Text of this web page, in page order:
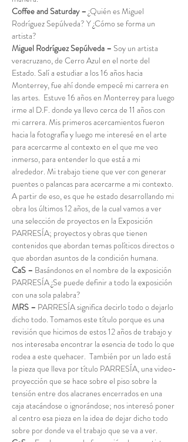
Coffee and Saturday – ¿Quién es Miguel
Rodríguez Sepúlveda? Y ¿Cómo se forma un
artista?
Miguel Rodríguez Sepúlveda – Soy un artista
veracruzano, de Cerro Azul en el norte del
Estado. Salí a estudiar a los 16 años hacia
Monterrey, fue ahí donde empecé mi carrera en
las artes.  Estuve 16 años en Monterrey para luego
irme al D.F. donde ya llevo cerca de 11 años con
mi carrera. Mis primeros acercamientos fueron
hacia la fotografía y luego me interesé en el arte
para acercarme al contexto en el que me veo
inmerso, para entender lo que está a mi
alrededor. Mi trabajo tiene que ver con generar
puentes o palancas para acercarme a mi contexto.
A partir de eso, es que he estado desarrollando mi
obra los últimos 12 años, de la cual vamos a ver
una selección de proyectos en la Exposición
PARRESÍA; proyectos y obras que tienen
contenidos que abordan temas políticos directos o
que abordan asuntos de la condición humana.
CaS – Basándonos en el nombre de la exposición
PARRESÍA ¿Se puede definir a todo la exposición
con una sola palabra?
MRS – PARRESÍA significa decirlo todo o dejarlo
dicho todo. Tomamos este título porque es una
revisión que hicimos de estos 12 años de trabajo y
nos interesaba encontrar la esencia de todo lo que
rodea a este quehacer.  También por un lado está
la pieza que lleva por título PARRESÍA, una video-
proyección que se hace sobre el piso sobre la
tensión entre dos alacranes encerrados en una
caja atacándose o ignorándose; nos interesó poner
al centro esa pieza en la idea de dejar dicho todo
sobre por donde va el trabajo que se va a ver.